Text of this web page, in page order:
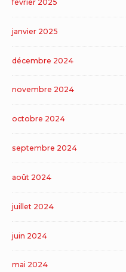
février 2025
janvier 2025
décembre 2024
novembre 2024
octobre 2024
septembre 2024
août 2024
juillet 2024
juin 2024
mai 2024